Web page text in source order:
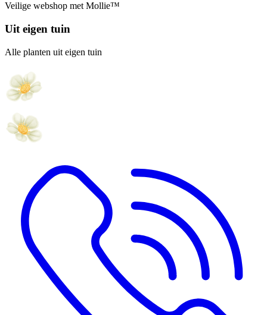
Veilige webshop met Mollie™
Uit eigen tuin
Alle planten uit eigen tuin